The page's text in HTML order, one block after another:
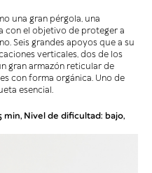
una gran pérgola, una
con el objetivo de proteger a
Seis grandes apoyos que a su
verticales, dos de los
gran armazón reticular de
con forma orgánica. Uno de
esencial.
min, Nivel de dificultad: bajo,